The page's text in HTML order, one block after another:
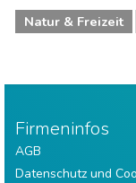
Natur & Freizeit
Firmeninfos
AGB
Datenschutz und